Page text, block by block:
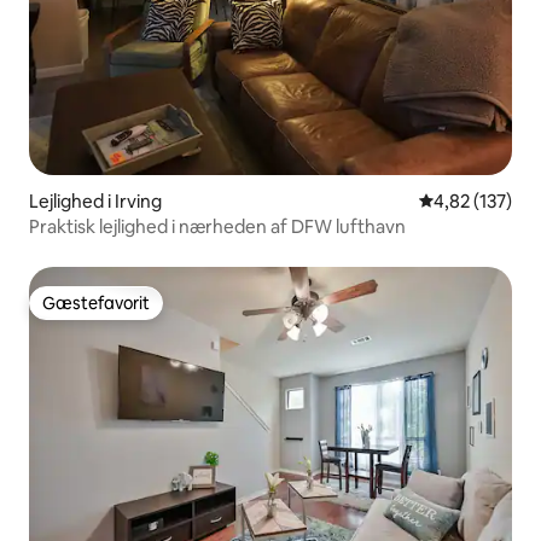
Lejlighed i Irving 4,82 ud af 5 i
4,82 (137)
Praktisk lejlighed i nærheden af DFW lufthavn
Gæstefavorit
Gæstefavorit